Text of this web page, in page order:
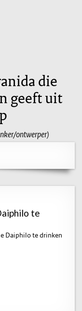
die
geeft uit
ontwerper)
te
Daiphilo te drinken